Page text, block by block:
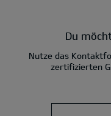
Du
Nutze das
zertifizierten